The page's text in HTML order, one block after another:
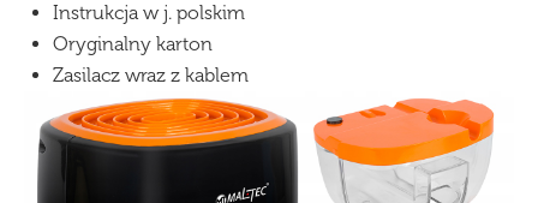
Instrukcja w j. polskim
Oryginalny karton
Zasilacz wraz z kablem